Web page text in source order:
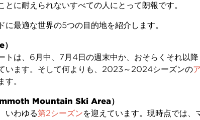
に耐えられないすべての人にとって朗報です。
最適な世界の5つの目的地を紹介します。
トは、6月中、7月4日の週末中か、おそらくそれ以
います。そして何よりも、2023～2024シーズンの
。
Mountain Ski Area）
いわゆる第2シーズンを迎えています。現時点では